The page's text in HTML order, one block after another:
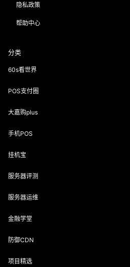
隐私政策
帮助中心
分类
60s看世界
POS支付圈
大嘉购plus
手机POS
挂机宝
服务器评测
服务器运维
金融学堂
防御CDN
项目精选